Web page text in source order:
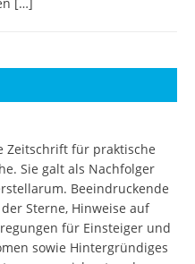
Zeitschrift für praktische
Sie galt als Nachfolger
Beeindruckende
Sterne, Hinweise auf
für Einsteiger und
sowie Hintergründiges